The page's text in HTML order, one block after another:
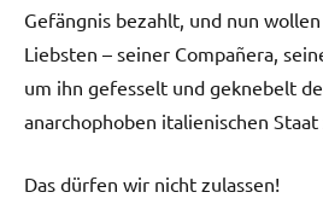
Gefängnis bezahlt, und nun
Liebsten – seiner Compañera,
um ihn gefesselt und geknebelt
anarchophoben italienischen
Das dürfen wir nicht zulassen!